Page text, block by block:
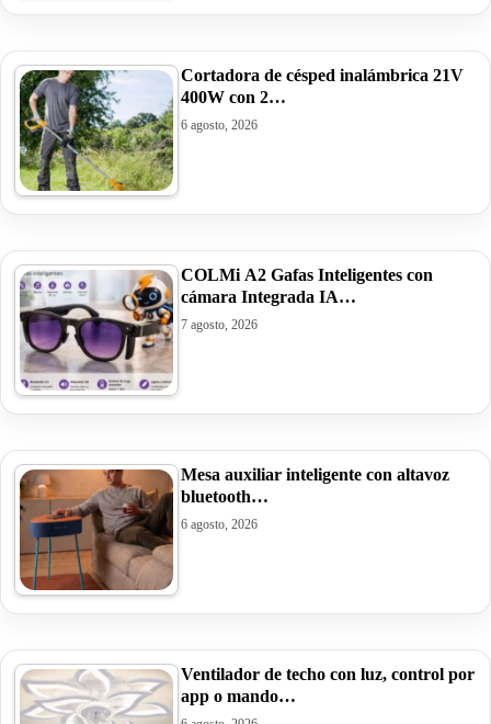
Cortadora de césped inalámbrica 21V
400W con 2…
6 agosto, 2026
COLMi A2 Gafas Inteligentes con
cámara Integrada IA…
7 agosto, 2026
Mesa auxiliar inteligente con altavoz
bluetooth…
6 agosto, 2026
Ventilador de techo con luz, control por
app o mando…